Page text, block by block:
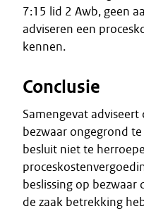
7:15 lid 2 Awb, geen
adviseren een
kennen.
Conclusie
Samengevat
bezwaar ongegrond
besluit niet te
beslissing op bezwaar
de zaak betrekking